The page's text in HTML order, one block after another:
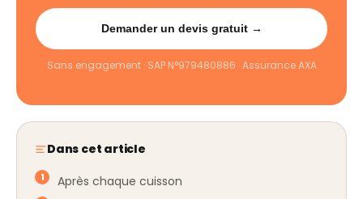
Demander un devis gratuit →
Sans engagement · SAP N°979480886 · Assurance AXA
Dans cet article
Après chaque cuisson